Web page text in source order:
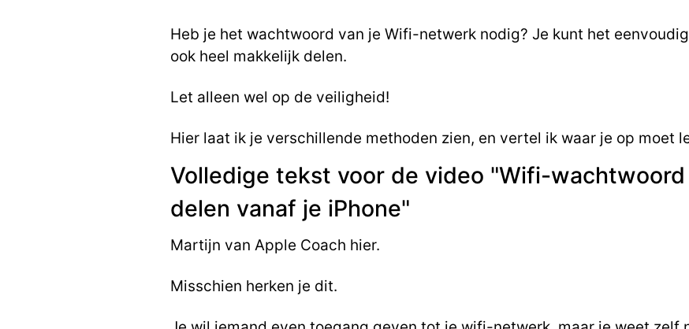
Heb je het wachtwoord van je Wifi-netwerk nodig? Je kunt het
ook heel makkelijk delen.
Let alleen wel op de veiligheid!
Hier laat ik je verschillende methoden zien, en vertel ik waar je op moet
Volledige tekst voor de video "Wifi-
delen vanaf je iPhone"
Martijn van Apple Coach hier.
Misschien herken je dit.